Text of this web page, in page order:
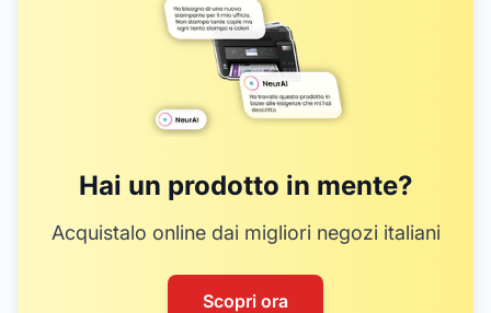
Hai un prodotto in mente?
Acquistalo online dai migliori negozi italiani
Scopri ora